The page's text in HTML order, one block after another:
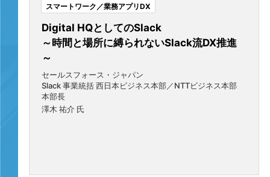
スマートワーク／業務アプリDX
Digital HQとしてのSlack
～時間と場所に縛られないSlack流DX推進
～
セールスフォース・ジャパン
Slack 事業統括 西日本ビジネス本部／NTTビジネス本部
本部長
澤木 祐介 氏